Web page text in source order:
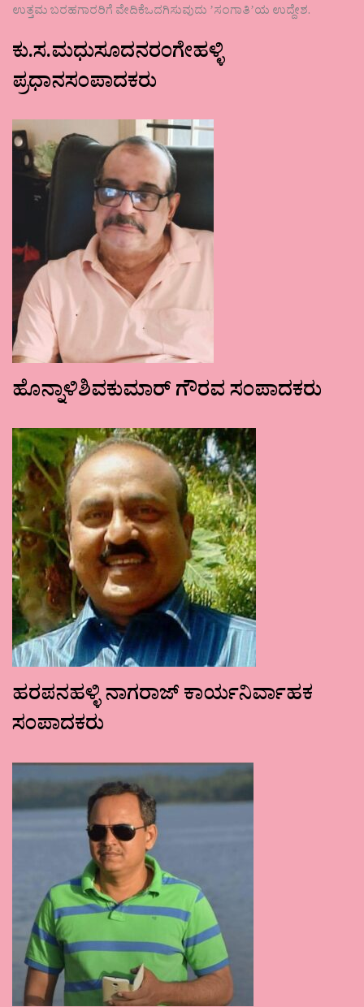
ಉತ್ತಮ ಬರಹಗಾರರಿಗೆ ವೇದಿಕೆಒದಗಿಸುವುದು ʼಸಂಗಾತಿʼಯ ಉದ್ದೇಶ.
ಕು.ಸ.ಮಧುಸೂದನರಂಗೇಹಳ್ಳಿ
ಪ್ರಧಾನಸಂಪಾದಕರು
ಹೊನ್ನಾಳಿಶಿವಕುಮಾರ್ ಗೌರವ ಸಂಪಾದಕರು
ಹರಪನಹಳ್ಳಿ ನಾಗರಾಜ್ ಕಾರ್ಯನಿರ್ವಾಹಕ
ಸಂಪಾದಕರು